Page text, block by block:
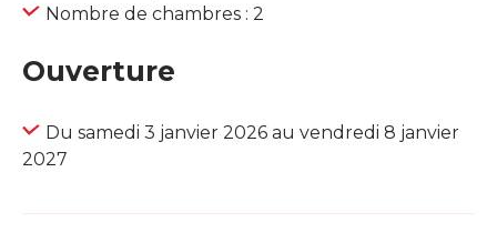
Nombre de chambres : 2
Ouverture
Du samedi 3 janvier 2026 au vendredi 8 janvier
2027